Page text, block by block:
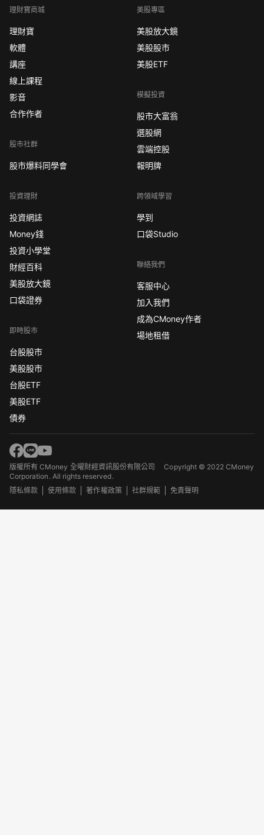
理財寶商城
理財寶
軟體
講座
線上課程
影音
合作作者
股市社群
股市爆料同學會
投資理財
投資網誌
Money錢
投資小學堂
財經百科
美股放大鏡
口袋證券
即時股市
台股股市
美股股市
台股ETF
美股ETF
債券
美股專區
美股放大鏡
美股股市
美股ETF
模擬投資
股市大富翁
選股網
雲端控股
報明牌
跨領域學習
學到
口袋Studio
聯絡我們
客服中心
加入我們
成為CMoney作者
場地租借
版權所有 CMoney 全曜財經資訊股份有限公司Copyright © 2022 CMoney
Corporation. All rights reserved.
隱私條款
使用條款 著作權政策 社群規範 免責聲明